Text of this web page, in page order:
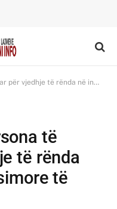
rënda në institucione arsimore të Vitisë
të
të rënda
të